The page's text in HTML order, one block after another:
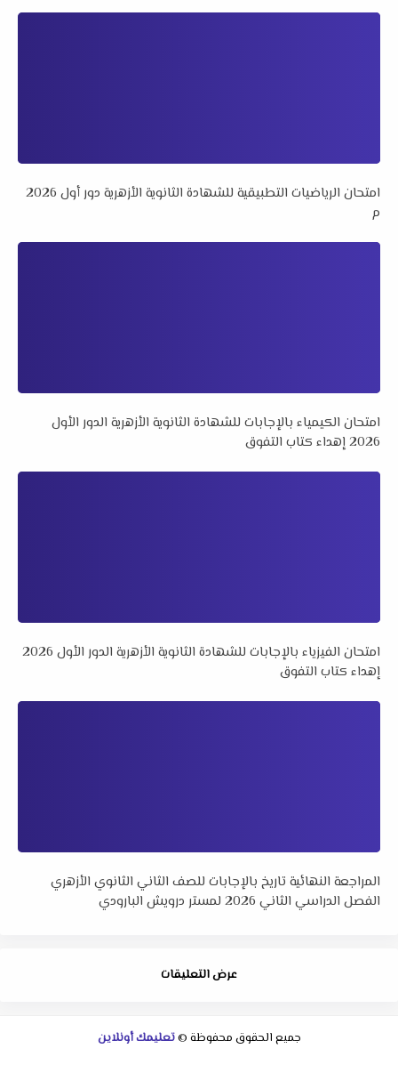
امتحان الرياضيات التطبيقية للشهادة الثانوية الأزهرية دور أول 2026
م
امتحان الكيمياء بالإجابات للشهادة الثانوية الأزهرية الدور الأول
2026 إهداء كتاب التفوق
امتحان الفيزياء بالإجابات للشهادة الثانوية الأزهرية الدور الأول 2026
إهداء كتاب التفوق
المراجعة النهائية تاريخ بالإجابات للصف الثاني الثانوي الأزهري
الفصل الدراسي الثاني 2026 لمستر درويش البارودي
عرض التعليقات
جميع الحقوق محفوظة ©تعليمك أونلاين